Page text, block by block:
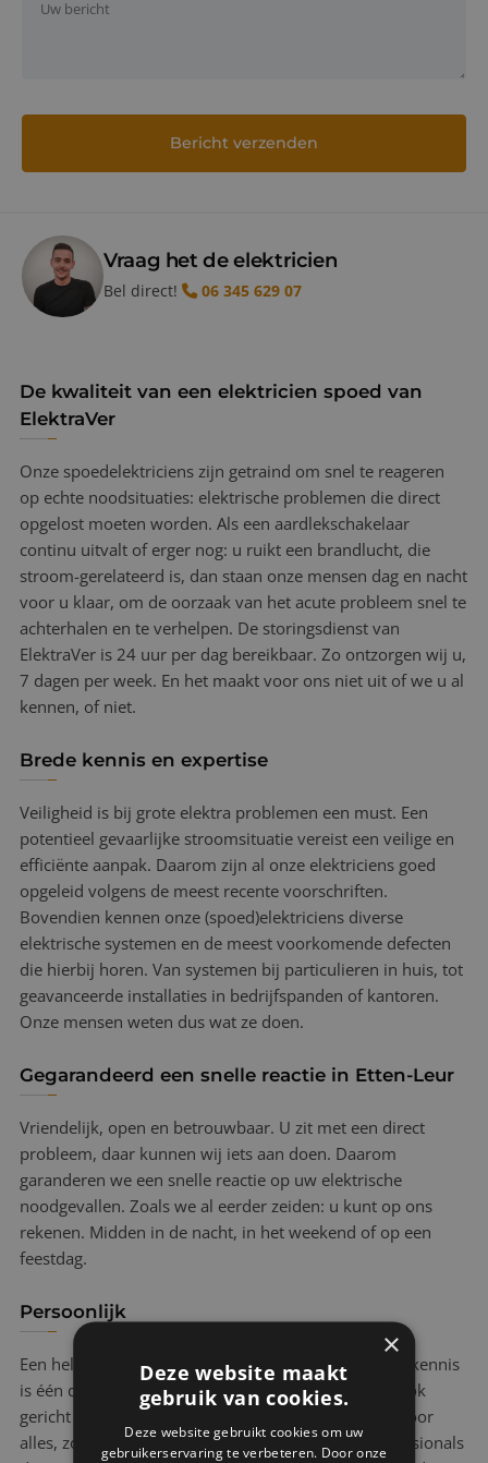
Vraag het de elektricien
Bel direct! 06 345 629 07
De kwaliteit van een elektricien spoed van
ElektraVer
Onze spoedelektriciens zijn getraind om snel te reageren
op echte noodsituaties: elektrische problemen die direct
opgelost moeten worden. Als een aardlekschakelaar
continu uitvalt of erger nog: u ruikt een brandlucht, die
stroom-gerelateerd is, dan staan onze mensen dag en nacht
voor u klaar, om de oorzaak van het acute probleem snel te
achterhalen en te verhelpen. De storingsdienst van
ElektraVer is 24 uur per dag bereikbaar. Zo ontzorgen wij u,
7 dagen per week. En het maakt voor ons niet uit of we u al
kennen, of niet.
Brede kennis en expertise
Veiligheid is bij grote elektra problemen een must. Een
potentieel gevaarlijke stroomsituatie vereist een veilige en
efficiënte aanpak. Daarom zijn al onze elektriciens goed
opgeleid volgens de meest recente voorschriften.
Bovendien kennen onze (spoed)elektriciens diverse
elektrische systemen en de meest voorkomende defecten
die hierbij horen. Van systemen bij particulieren in huis, tot
geavanceerde installaties in bedrijfspanden of kantoren.
Onze mensen weten dus wat ze doen.
Gegarandeerd een snelle reactie in Etten-Leur
Vriendelijk, open en betrouwbaar. U zit met een direct
probleem, daar kunnen wij iets aan doen. Daarom
garanderen we een snelle reactie op uw elektrische
noodgevallen. Zoals we al eerder zeiden: u kunt op ons
rekenen. Midden in de nacht, in het weekend of op een
feestdag.
Persoonlijk
Een heldere uitleg van onze mensen ter plaatse met kennis
is één ding. Bij ElektraVer is onze spoedelektricien ook
gericht op het bieden van gemoedsrust. Veiligheid voor
alles, zo snel mogelijk handelen, dankzij onze professionals
×
Deze website maakt
gebruik van cookies.
Deze website gebruikt cookies om uw
gebruikerservaring te verbeteren. Door onze